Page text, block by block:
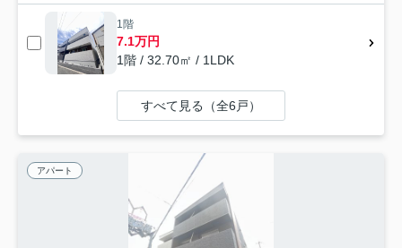
1階
7.1万円
1階 / 32.70㎡ / 1LDK
すべて見る（全6戸）
アパート